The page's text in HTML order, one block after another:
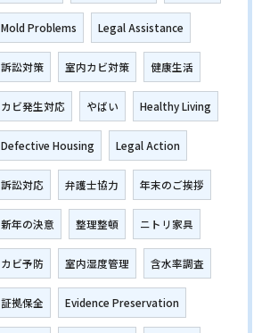
Mold Problems Legal Assistance
訴訟対策 室内カビ対策 健康生活
カビ発生対応 やばい Healthy Living
Defective Housing Legal Action
訴訟対応 弁護士協力 年末のご挨拶
新年の決意 整理整頓 ニトリ家具
カビ予防 室内湿度管理 含水率調査
証拠保全 Evidence Preservation